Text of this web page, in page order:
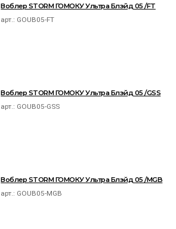
Воблер STORM ГОМОКУ Ультра Блэйд 05 /FT
арт.: GOUB05-FT
Воблер STORM ГОМОКУ Ультра Блэйд 05 /GSS
арт.: GOUB05-GSS
Воблер STORM ГОМОКУ Ультра Блэйд 05 /MGB
арт.: GOUB05-MGB